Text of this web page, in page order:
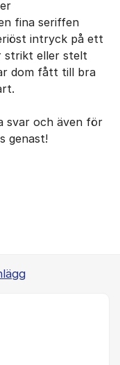
fina seriffen
intryck på ett
strikt eller stelt
dom fått till bra
svar och även för
genast!